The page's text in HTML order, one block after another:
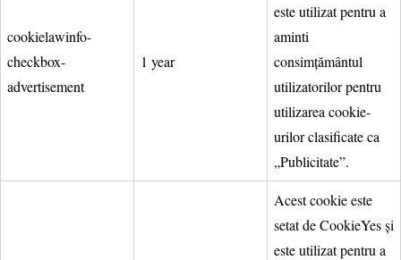
cookielawinfo-
checkbox-
advertisement
1 year
este utilizat pentru a
aminti
consimțământul
utilizatorilor pentru
utilizarea cookie-
urilor clasificate ca
„Publicitate”.
Acest cookie este
setat de CookieYes și
este utilizat pentru a